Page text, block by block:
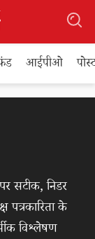
आईपीओ
सटीक, निडर
पत्रकारिता के
विश्लेषण